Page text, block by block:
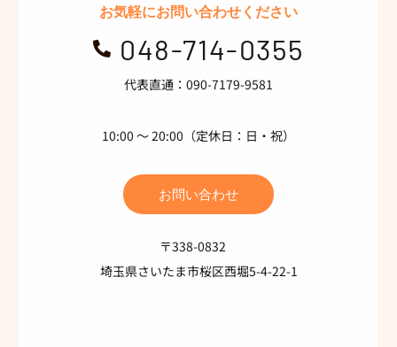
お気軽にお問い合わせください
 048-714-0355
代表直通：090-7179-9581
10:00 〜 20:00（定休日：日・祝）
お問い合わせ
〒338-0832
埼玉県さいたま市桜区西堀5-4-22-1